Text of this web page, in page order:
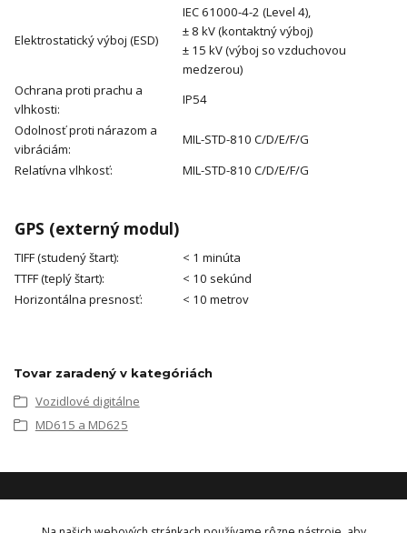
Elektrostatický výboj (ESD)
IEC 61000-4-2 (Level 4),
± 8 kV (kontaktný výboj)
± 15 kV (výboj so vzduchovou
medzerou)
Ochrana proti prachu a
vlhkosti:
IP54
Odolnosť proti nárazom a
vibráciám:
MIL-STD-810 C/D/E/F/G
Relatívna vlhkosť:
MIL-STD-810 C/D/E/F/G
GPS (externý modul)
TIFF (studený štart):
< 1 minúta
TTFF (teplý štart):
< 10 sekúnd
Horizontálna presnosť:
< 10 metrov
Tovar zaradený v kategóriách
Vozidlové digitálne
MD615 a MD625
KONTAKT